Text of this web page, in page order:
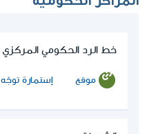
خط الرد الحكومي المركزي
موقع إستمارة توجّه